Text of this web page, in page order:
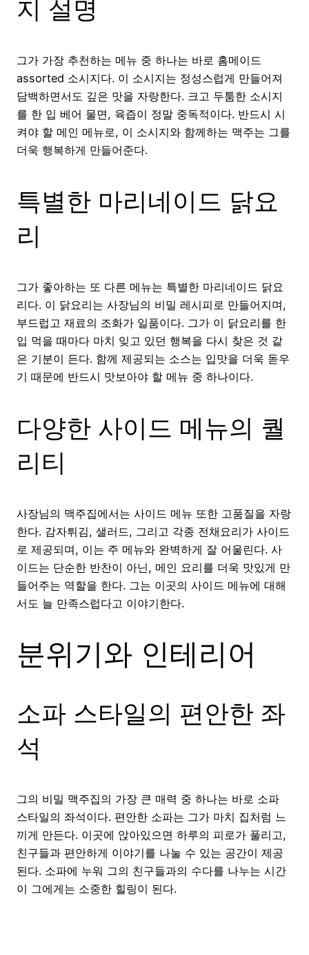
지 설명
그가 가장 추천하는 메뉴 중 하나는 바로 홈메이드
assorted 소시지다. 이 소시지는 정성스럽게 만들어져
담백하면서도 깊은 맛을 자랑한다. 크고 두툼한 소시지
를 한 입 베어 물면, 육즙이 정말 중독적이다. 반드시 시
켜야 할 메인 메뉴로, 이 소시지와 함께하는 맥주는 그를
더욱 행복하게 만들어준다.
특별한 마리네이드 닭요
리
그가 좋아하는 또 다른 메뉴는 특별한 마리네이드 닭요
리다. 이 닭요리는 사장님의 비밀 레시피로 만들어지며,
부드럽고 재료의 조화가 일품이다. 그가 이 닭요리를 한
입 먹을 때마다 마치 잊고 있던 행복을 다시 찾은 것 같
은 기분이 든다. 함께 제공되는 소스는 입맛을 더욱 돋우
기 때문에 반드시 맛보아야 할 메뉴 중 하나이다.
다양한 사이드 메뉴의 퀄
리티
사장님의 맥주집에서는 사이드 메뉴 또한 고품질을 자랑
한다. 감자튀김, 샐러드, 그리고 각종 전채요리가 사이드
로 제공되며, 이는 주 메뉴와 완벽하게 잘 어울린다. 사
이드는 단순한 반찬이 아닌, 메인 요리를 더욱 맛있게 만
들어주는 역할을 한다. 그는 이곳의 사이드 메뉴에 대해
서도 늘 만족스럽다고 이야기한다.
분위기와 인테리어
소파 스타일의 편안한 좌
석
그의 비밀 맥주집의 가장 큰 매력 중 하나는 바로 소파
스타일의 좌석이다. 편안한 소파는 그가 마치 집처럼 느
끼게 만든다. 이곳에 앉아있으면 하루의 피로가 풀리고,
친구들과 편안하게 이야기를 나눌 수 있는 공간이 제공
된다. 소파에 누워 그의 친구들과의 수다를 나누는 시간
이 그에게는 소중한 힐링이 된다.